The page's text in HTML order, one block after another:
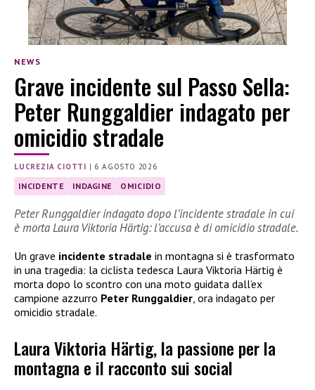
NEWS
Grave incidente sul Passo Sella:
Peter Runggaldier indagato per
omicidio stradale
LUCREZIA CIOTTI | 6 AGOSTO 2026
INCIDENTE INDAGINE OMICIDIO
Peter Runggaldier indagato dopo l’incidente stradale in cui
è morta Laura Viktoria Härtig: l’accusa è di omicidio stradale.
Un grave incidente stradale in montagna si è trasformato
in una tragedia: la ciclista tedesca Laura Viktoria Härtig è
morta dopo lo scontro con una moto guidata dall’ex
campione azzurro Peter Runggaldier, ora indagato per
omicidio stradale.
Laura Viktoria Härtig, la passione per la
montagna e il racconto sui social